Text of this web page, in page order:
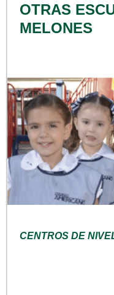
OTRAS
MELONES
CENTROS DE